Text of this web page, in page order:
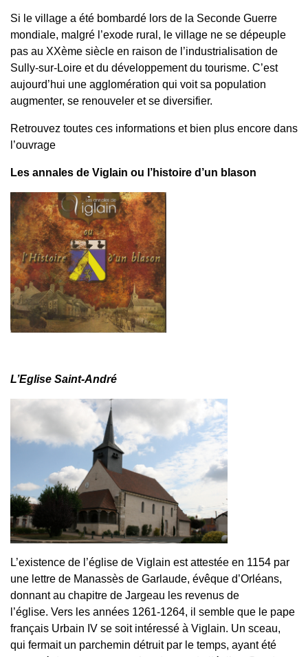
Si le village a été bombardé lors de la Seconde Guerre
mondiale, malgré l’exode rural, le village ne se dépeuple
pas au XXème siècle en raison de l’industrialisation de
Sully-sur-Loire et du développement du tourisme. C’est
aujourd’hui une agglomération qui voit sa population
augmenter, se renouveler et se diversifier.
Retrouvez toutes ces informations et bien plus encore dans
l’ouvrage
Les annales de Viglain ou l’histoire d’un blason
L’Eglise Saint-André
L’existence de l’église de Viglain est attestée en 1154 par
une lettre de Manassès de Garlaude, évêque d’Orléans,
donnant au chapitre de Jargeau les revenus de
l’église. Vers les années 1261-1264, il semble que le pape
français Urbain IV se soit intéressé à Viglain. Un sceau,
qui fermait un parchemin détruit par le temps, ayant été